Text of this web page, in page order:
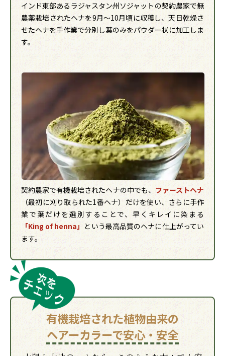
インド東部あるラジャスタン州ソジャットの契約農家で無
農薬栽培されたヘナを9月～10月頃に収穫し、天日乾燥さ
せたヘナを手作業で分別し葉のみをパウダー状に加工しま
す。
契約農家で有機栽培されたヘナの中でも、 ファーストヘナ
（最初に刈り取られた1番ヘナ）だけを使い、さらに手作
業で葉だけを選別することで、早くキレイに染まる
「King of henna」 という最高品質のヘナに仕上がってい
ます。
有機栽培された植物由来の
ヘアーカラーで安心・安全